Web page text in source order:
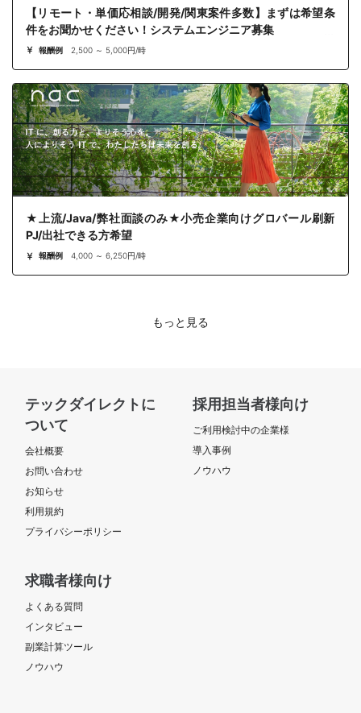
【リモート・単価応相談/開発/関東案件多数】まずは希望条
件をお聞かせください！システムエンジニア募集
報酬例 2,500 ～ 5,000円/時
★上流/Java/弊社面談のみ★小売企業向けグロバール刷新
PJ/出社できる方希望
報酬例 4,000 ～ 6,250円/時
もっと見る
テックダイレクトに
ついて
会社概要
お問い合わせ
お知らせ
利用規約
プライバシーポリシー
採用担当者様向け
ご利用検討中の企業様
導入事例
ノウハウ
求職者様向け
よくある質問
インタビュー
副業計算ツール
ノウハウ